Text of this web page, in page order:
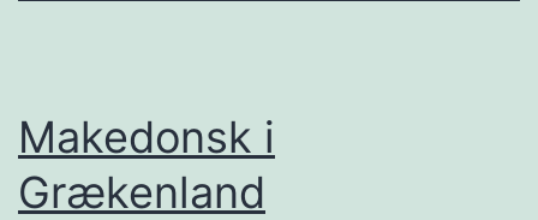
Makedonsk i
Grækenland